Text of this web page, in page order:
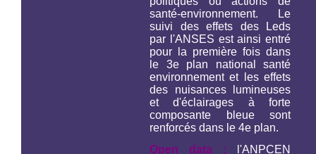
santé-environnement. Le
suivi des effets des Leds
par l'ANSES est ainsi entré
pour la première fois dans
le 3e plan national santé
environnement et les effets
des nuisances lumineuses
et d'éclairages à forte
composante bleue sont
renforcés dans le 4e plan.
Open data : l'ANPCEN